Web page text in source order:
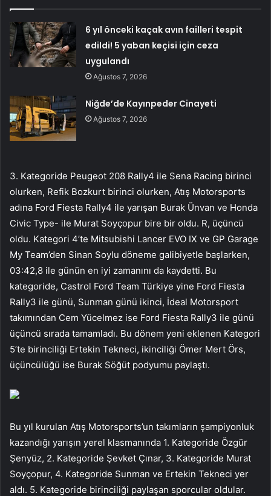
6 yıl önceki kaçak avın failleri tespit
edildi! 5 yaban keçisi için ceza
uygulandı
Ağustos 7, 2026
Niğde’de Kayınpeder Cinayeti
Ağustos 7, 2026
3. Kategoride Peugeot 208 Rally4 ile Sena Racing birinci
olurken, Refik Bozkurt birinci olurken, Atış Motorsports
adına Ford Fiesta Rally4 ile yarışan Burak Ünvan ve Honda
Civic Type- ile Murat Soyçopur bire bir oldu. R, üçüncü
oldu. Kategori 4’te Mitsubishi Lancer EVO IX ve GP Garage
My Team’den Sinan Soylu döneme galibiyetle başlarken,
03:42,8 ile günün en iyi zamanını da kaydetti. Bu
kategoride, Castrol Ford Team Türkiye yine Ford Fiesta
Rally3 ile günü, Sunman günü ikinci, İdeal Motorsport
takımından Cem Yücelmez ise Ford Fiesta Rally3 ile günü
üçüncü sırada tamamladı. Bu dönem yeni eklenen Kategori
5’te birinciliği Ertekin Tekneci, ikinciliği Ömer Mert Örs,
üçüncülüğü ise Burak Söğüt podyumu paylaştı.
Bu yıl kurulan Atış Motorsports’un takımların şampiyonluk
kazandığı yarışın yerel klasmanında 1. Kategoride Özgür
Şenyüz, 2. Kategoride Şevket Çınar, 3. Kategoride Murat
Soyçopur, 4. Kategoride Sunman ve Ertekin Tekneci yer
aldı. 5. Kategoride birinciliği paylaşan sporcular oldular.